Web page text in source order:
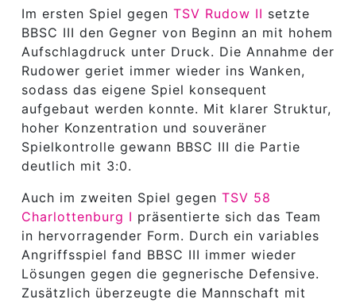
Im ersten Spiel gegen TSV Rudow II setzte
BBSC III den Gegner von Beginn an mit hohem
Aufschlagdruck unter Druck. Die Annahme der
Rudower geriet immer wieder ins Wanken,
sodass das eigene Spiel konsequent
aufgebaut werden konnte. Mit klarer Struktur,
hoher Konzentration und souveräner
Spielkontrolle gewann BBSC III die Partie
deutlich mit 3:0.
Auch im zweiten Spiel gegen TSV 58
Charlottenburg I präsentierte sich das Team
in hervorragender Form. Durch ein variables
Angriffsspiel fand BBSC III immer wieder
Lösungen gegen die gegnerische Defensive.
Zusätzlich überzeugte die Mannschaft mit